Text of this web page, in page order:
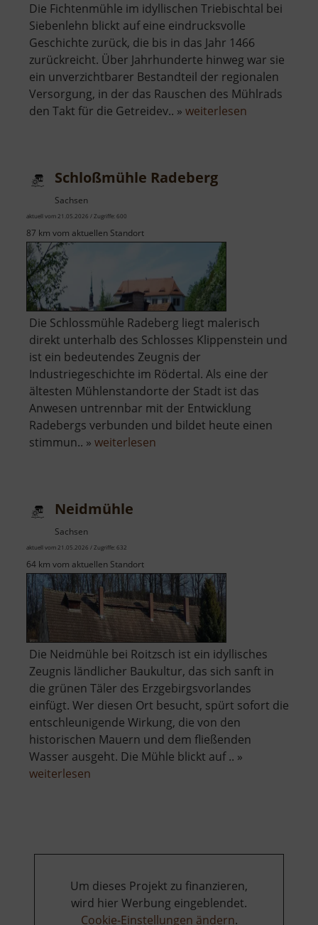
Die Fichtenmühle im idyllischen Triebischtal bei
Siebenlehn blickt auf eine eindrucksvolle
Geschichte zurück, die bis in das Jahr 1466
zurückreicht. Über Jahrhunderte hinweg war sie
ein unverzichtbarer Bestandteil der regionalen
Versorgung, in der das Rauschen des Mühlrads
den Takt für die Getreidev.. » weiterlesen
Schloßmühle Radeberg
Sachsen
aktuell vom 21.05.2026 / Zugriffe: 600
87 km vom aktuellen Standort
Die Schlossmühle Radeberg liegt malerisch
direkt unterhalb des Schlosses Klippenstein und
ist ein bedeutendes Zeugnis der
Industriegeschichte im Rödertal. Als eine der
ältesten Mühlenstandorte der Stadt ist das
Anwesen untrennbar mit der Entwicklung
Radebergs verbunden und bildet heute einen
stimmun.. » weiterlesen
Neidmühle
Sachsen
aktuell vom 21.05.2026 / Zugriffe: 632
64 km vom aktuellen Standort
Die Neidmühle bei Roitzsch ist ein idyllisches
Zeugnis ländlicher Baukultur, das sich sanft in
die grünen Täler des Erzgebirgsvorlandes
einfügt. Wer diesen Ort besucht, spürt sofort die
entschleunigende Wirkung, die von den
historischen Mauern und dem fließenden
Wasser ausgeht. Die Mühle blickt auf .. »
weiterlesen
Um dieses Projekt zu finanzieren,
wird hier Werbung eingeblendet.
Cookie-Einstellungen ändern.